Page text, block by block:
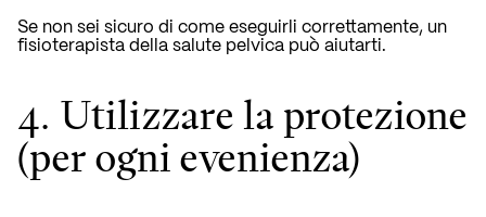
Se non sei sicuro di come eseguirli correttamente, un
fisioterapista della salute pelvica può aiutarti.
4. Utilizzare la protezione
(per ogni evenienza)